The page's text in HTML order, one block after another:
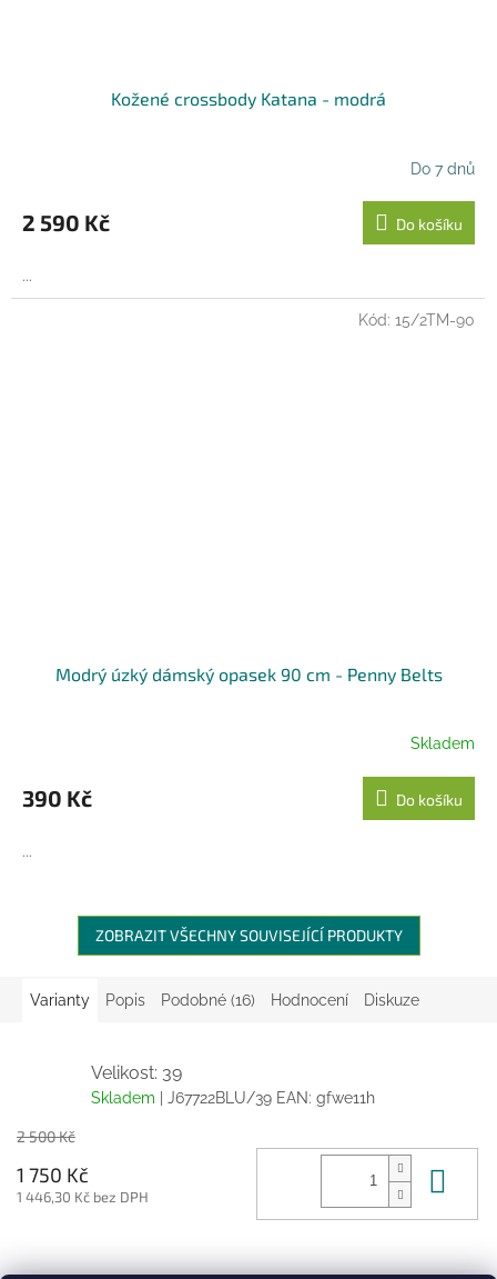
Kožené crossbody Katana - modrá
Do 7 dnů
2 590 Kč Do košíku
...
Modrý úzký dámský opasek 90 cm - Penny Belts
Skladem
390 Kč Do košíku
...
Kód: 15/2TM-90
ZOBRAZIT VŠECHNY SOUVISEJÍCÍ PRODUKTY
Varianty Popis Podobné (16) Hodnocení Diskuze
Velikost: 39
Skladem | J67722BLU/39 EAN: gfwe11h
2 500 Kč
1 750 Kč
1 446,30 Kč bez DPH